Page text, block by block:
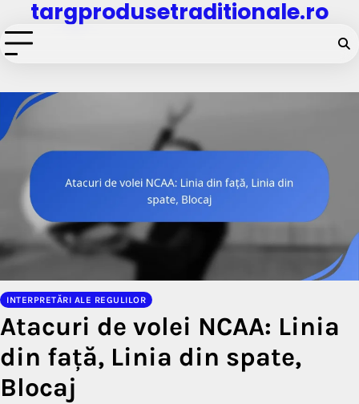
to
content
targprodusetraditionale.ro
INTERPRETĂRI ALE REGULILOR
Atacuri de volei NCAA: Linia
din față, Linia din spate,
Blocaj